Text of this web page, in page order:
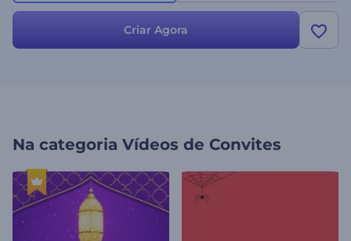
Criar Agora
Na categoria Vídeos de Convites